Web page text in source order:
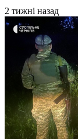
2 тижні назад